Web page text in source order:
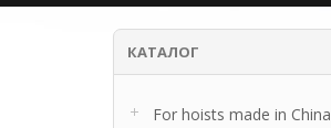
КАТАЛОГ
For hoists made in China